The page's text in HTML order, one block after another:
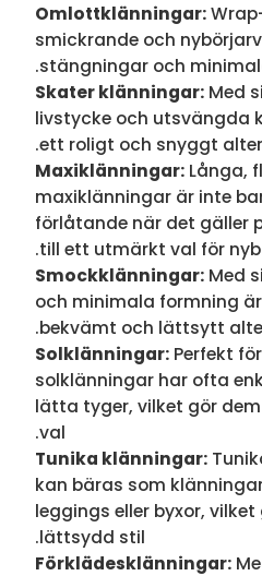
Omlottklänningar:
smickrande och
stängningar och
Skater klänningar:Med
livstycke och utsvängda
ett roligt och snyggt
Maxiklänningar:Långa,
maxiklänningar är inte
förlåtande när det gäller
till ett utmärkt val för
Smockklänningar:Med
och minimala formning
bekvämt och lättsytt
Solklänningar:Perfekt
solklänningar har ofta
lätta tyger, vilket gör
val.
Tunika klänningar:
kan bäras som
leggings eller byxor,
lättsydd stil.
Förklädesklänningar: